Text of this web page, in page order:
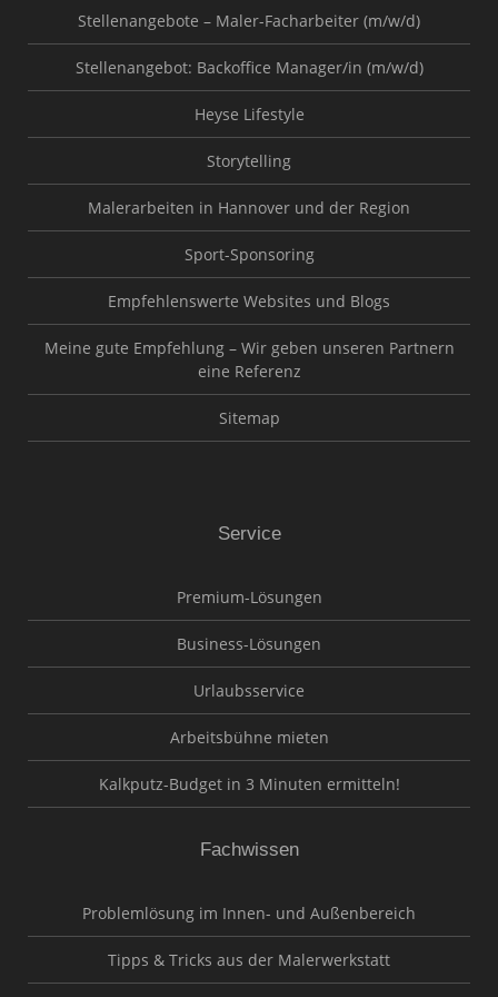
Stellenangebote – Maler-Facharbeiter (m/w/d)
Stellenangebot: Backoffice Manager/in (m/w/d)
Heyse Lifestyle
Storytelling
Malerarbeiten in Hannover und der Region
Sport-Sponsoring
Empfehlenswerte Websites und Blogs
Meine gute Empfehlung – Wir geben unseren Partnern
eine Referenz
Sitemap
Service
Premium-Lösungen
Business-Lösungen
Urlaubsservice
Arbeitsbühne mieten
Kalkputz-Budget in 3 Minuten ermitteln!
Fachwissen
Problemlösung im Innen- und Außenbereich
Tipps & Tricks aus der Malerwerkstatt